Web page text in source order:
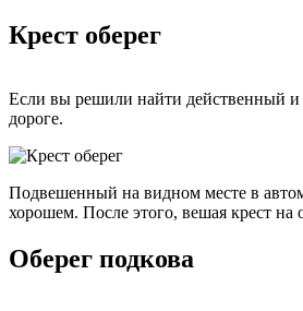
Крест оберег
Если вы решили найти действенный и
дороге.
Подвешенный на видном месте в
хорошем. После этого, вешая крест на
Оберег подкова